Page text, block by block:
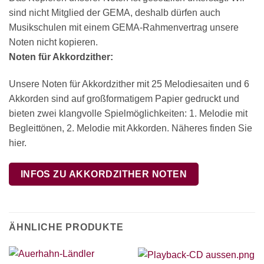
sind nicht Mitglied der GEMA, deshalb dürfen auch
Musikschulen mit einem GEMA-Rahmenvertrag unsere
Noten nicht kopieren.
Noten für Akkordzither:
Unsere Noten für Akkordzither mit 25 Melodiesaiten und 6
Akkorden sind auf großformatigem Papier gedruckt und
bieten zwei klangvolle Spielmöglichkeiten: 1. Melodie mit
Begleittönen, 2. Melodie mit Akkorden. Näheres finden Sie
hier.
INFOS ZU AKKORDZITHER NOTEN
ÄHNLICHE PRODUKTE